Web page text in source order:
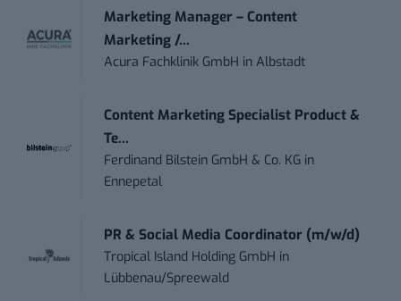
Marketing Manager – Content
Marketing /...
Acura Fachklinik GmbH inAlbstadt
Content Marketing Specialist Product &
Te...
Ferdinand Bilstein GmbH & Co. KG in
Ennepetal
PR & Social Media Coordinator (m/w/d)
Tropical Island Holding GmbH in
Lübbenau/Spreewald